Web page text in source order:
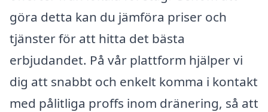
göra detta kan du jämföra priser och
tjänster för att hitta det bästa
erbjudandet. På vår plattform hjälper vi
dig att snabbt och enkelt komma i kontakt
med pålitliga proffs inom dränering, så att